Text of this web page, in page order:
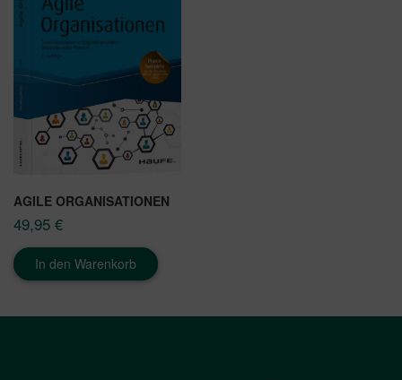
AGILE ORGANISATIONEN
49,95 €
In den Warenkorb